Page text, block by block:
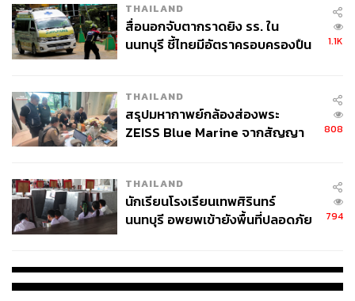
THAILAND
สื่อนอกจับตากราดยิง รร. ใน
นนทบุรี ชี้ไทยมีอัตราครอบครองปืน
1.1K
THAILAND
สรุปมหากาพย์กล้องส่องพระ
ZEISS Blue Marine จากสัญญา
จ่ายหนี้-แอบระบุแบรนด์
808
THAILAND
นักเรียนโรงเรียนเทพศิรินทร์
นนทบุรี อพยพเข้ายังพื้นที่ปลอดภัย
794